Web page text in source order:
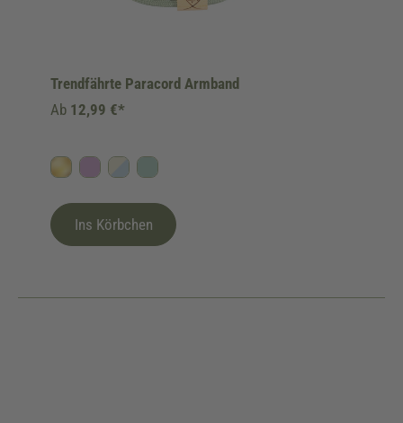
Trendfährte Paracord Armband
GoldFliederHimmelblau/Beige
Salbei/Mint
Ab 12,99 €*
Ins Körbchen